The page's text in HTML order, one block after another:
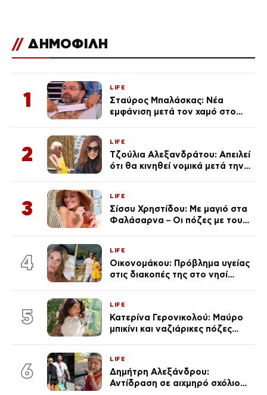
// ΔΗΜΟΦΙΛΗ
1
LIFE
Σταύρος Μπαλάσκας: Νέα
εμφάνιση μετά τον χαμό στο
2
LIFE
Τζούλια Αλεξανδράτου: Απειλεί
ότι θα κινηθεί νομικά μετά την
3
LIFE
Σίσσυ Χρηστίδου: Με μαγιό στα
Φαλάσαρνα – Οι πόζες με τους
4
LIFE
Οικονομάκου: Πρόβλημα υγείας
στις διακοπές της στο νησί
5
LIFE
Κατερίνα Γερονικολού: Μαύρο
μπικίνι και ναζιάρικες πόζες
6
LIFE
Δημήτρη Αλεξάνδρου:
Αντίδραση σε αιχμηρό σχόλιο